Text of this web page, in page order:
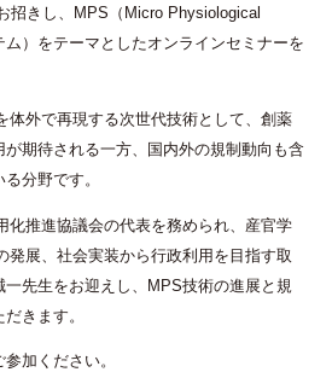
招きし、MPS（Micro Physiological
）をテーマとしたオンラインセミナーを
体外で再現する次世代技術として、創薬
期待される一方、国内外の規制動向も含
分野です。
化推進協議会の代表を務められ、産官学
発展、社会実装から行政利用を目指す取
先生をお迎えし、MPS技術の進展と規
きます。
加ください。